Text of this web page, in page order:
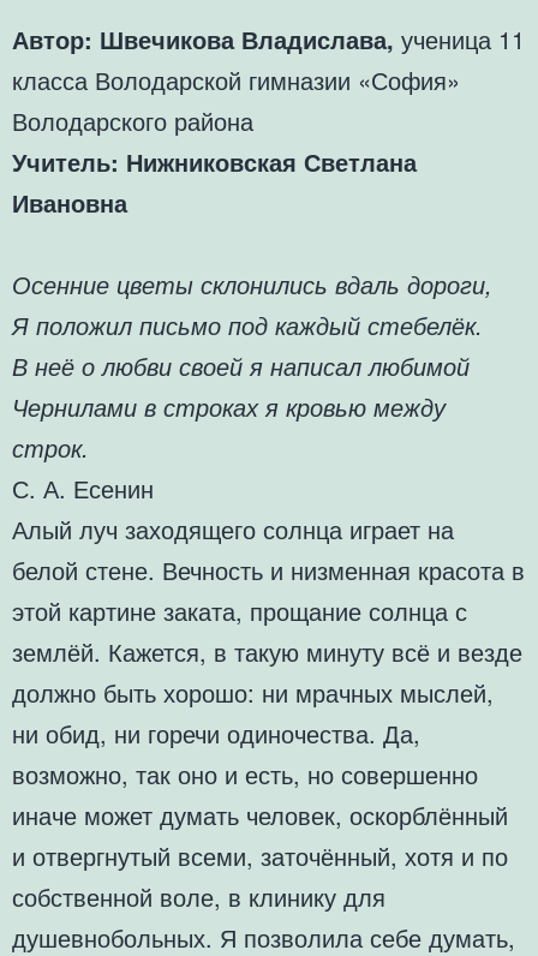
Автор: Швечикова Владислава, ученица 11
класса Володарской гимназии «София»
Володарского района
Учитель: Нижниковская Светлана
Ивановна
Осенние цветы склонились вдаль дороги,
Я положил письмо под каждый стебелёк.
В неё о любви своей я написал любимой
Чернилами в строках я кровью между
строк.
С. А. Есенин
Алый луч заходящего солнца играет на
белой стене. Вечность и низменная красота в
этой картине заката, прощание солнца с
землёй. Кажется, в такую минуту всё и везде
должно быть хорошо: ни мрачных мыслей,
ни обид, ни горечи одиночества. Да,
возможно, так оно и есть, но совершенно
иначе может думать человек, оскорблённый
и отвергнутый всеми, заточённый, хотя и по
собственной воле, в клинику для
душевнобольных. Я позволила себе думать,